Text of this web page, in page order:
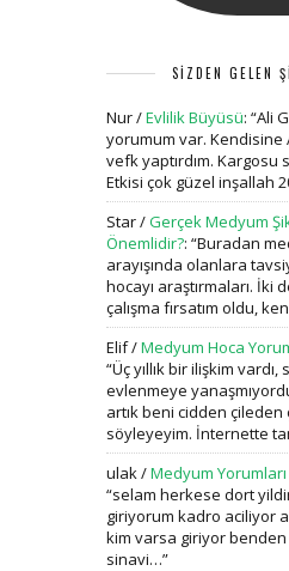
SİZDEN GELEN
Nur/Evlilik Büyüsü: “Ali
yorumum var. Kendisine
vefk yaptırdım. Kargosu
Etkisi çok güzel inşallah
Star/Gerçek Medyum
Önemlidir?: “Buradan
arayışında olanlara
hocayı araştırmaları. İki
çalışma fırsatım oldu,
Elif/Medyum Hoca
“Üç yıllık bir ilişkim
evlenmeye
artık beni cidden çileden
söyleyeyim. İnternette
ulak/Medyum
“selam herkese dort
giriyorum kadro aciliyor
kim varsa giriyor
sinavi…”